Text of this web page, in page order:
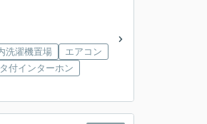
洗濯機置場
エアコン
付インターホン